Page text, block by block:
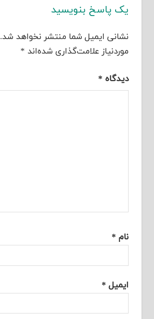
یک پاسخ بنویسید
نشانی ایمیل شما منتشر نخواهد شد.
موردنیاز علامت‌گذاری شده‌اند *
دیدگاه *
نام *
ایمیل *